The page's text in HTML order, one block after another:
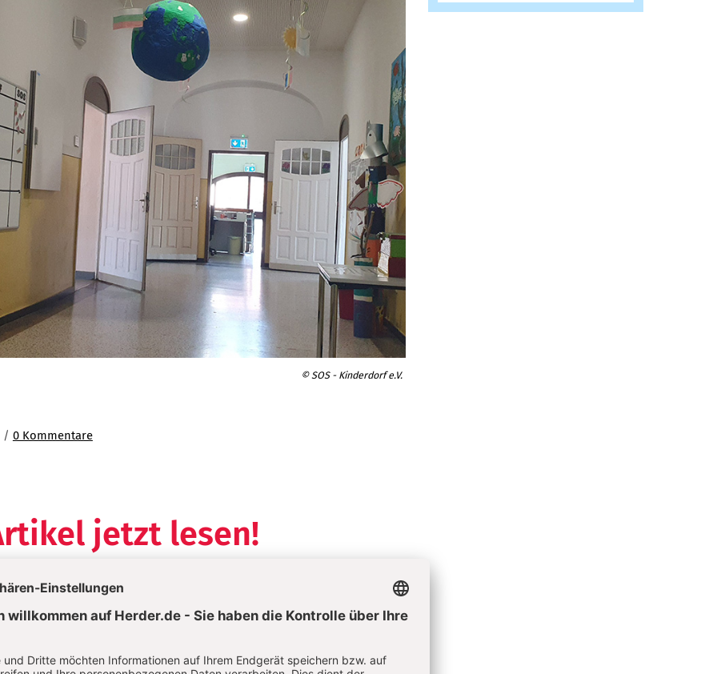
© SOS - Kinderdorf e.V.
/ 0 Kommentare
jetzt lesen!
Im Abo
Ihr Plus: Zugriff auch auf alle anderen Artikel im